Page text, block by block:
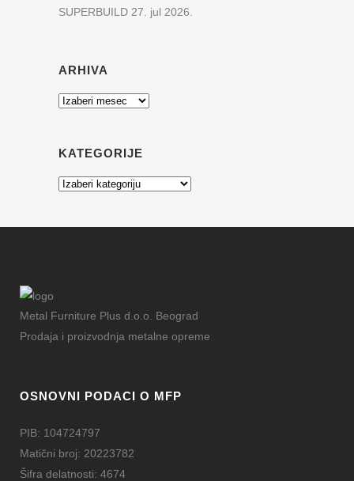
SUPERBUILD 27. jul 2026.
ARHIVA
Arhiva
KATEGORIJE
Kategorije
Metal Furniture Plus d.o.o. Beograd
Prodaja i proizvodnja metalne opreme
OSNOVNI PODACI O MFP
PIB: 104724797
Matični broj: 20223782
Šifra delatnosti: 4674